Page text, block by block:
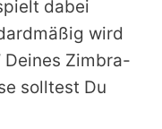
dabei
wird
Deines Zimbra-
solltest Du